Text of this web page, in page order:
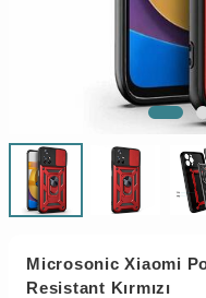
Microsonic Xiaomi
Resistant Kırmızı